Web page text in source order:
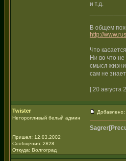
и т.д.
В общем
http://
Что
Ни во что
смысл жизни
сам не
[ 20
Twister
Неторопливый белый админ
Пришел: 12.03.2002
Сообщения: 2828
Откуда: Волгоград
Добавлено: